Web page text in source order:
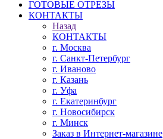
ГОТОВЫЕ ОТРЕЗЫ
КОНТАКТЫ
Назад
КОНТАКТЫ
г. Москва
г. Санкт-Петербург
г. Иваново
г. Казань
г. Уфа
г. Екатеринбург
г. Новосибирск
г. Минск
Заказ в Интернет-магазине